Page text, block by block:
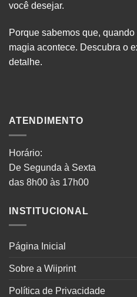
você desejar.
Porque sabemos que,
magia acontece. Descubra o
detalhe.
ATENDIMENTO
Horário:
De Segunda à Sexta
das 8h00 às 17h00
INSTITUCIONAL
Página Inicial
Sobre a Wiiprint
Política de Privacidade